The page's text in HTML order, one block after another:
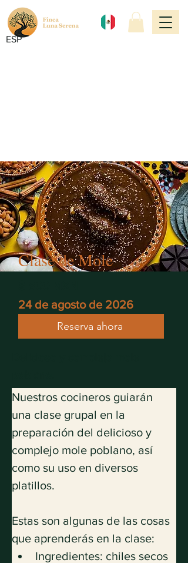
ESP
Clase de Mole
24 de agosto de 2026
Reserva ahora
Nuestros cocineros guiarán
una clase grupal en la
preparación del delicioso y
complejo mole poblano, así
como su uso en diversos
platillos.
Estas son algunas de las cosas
que aprenderás en la clase:
Ingredientes: chiles secos